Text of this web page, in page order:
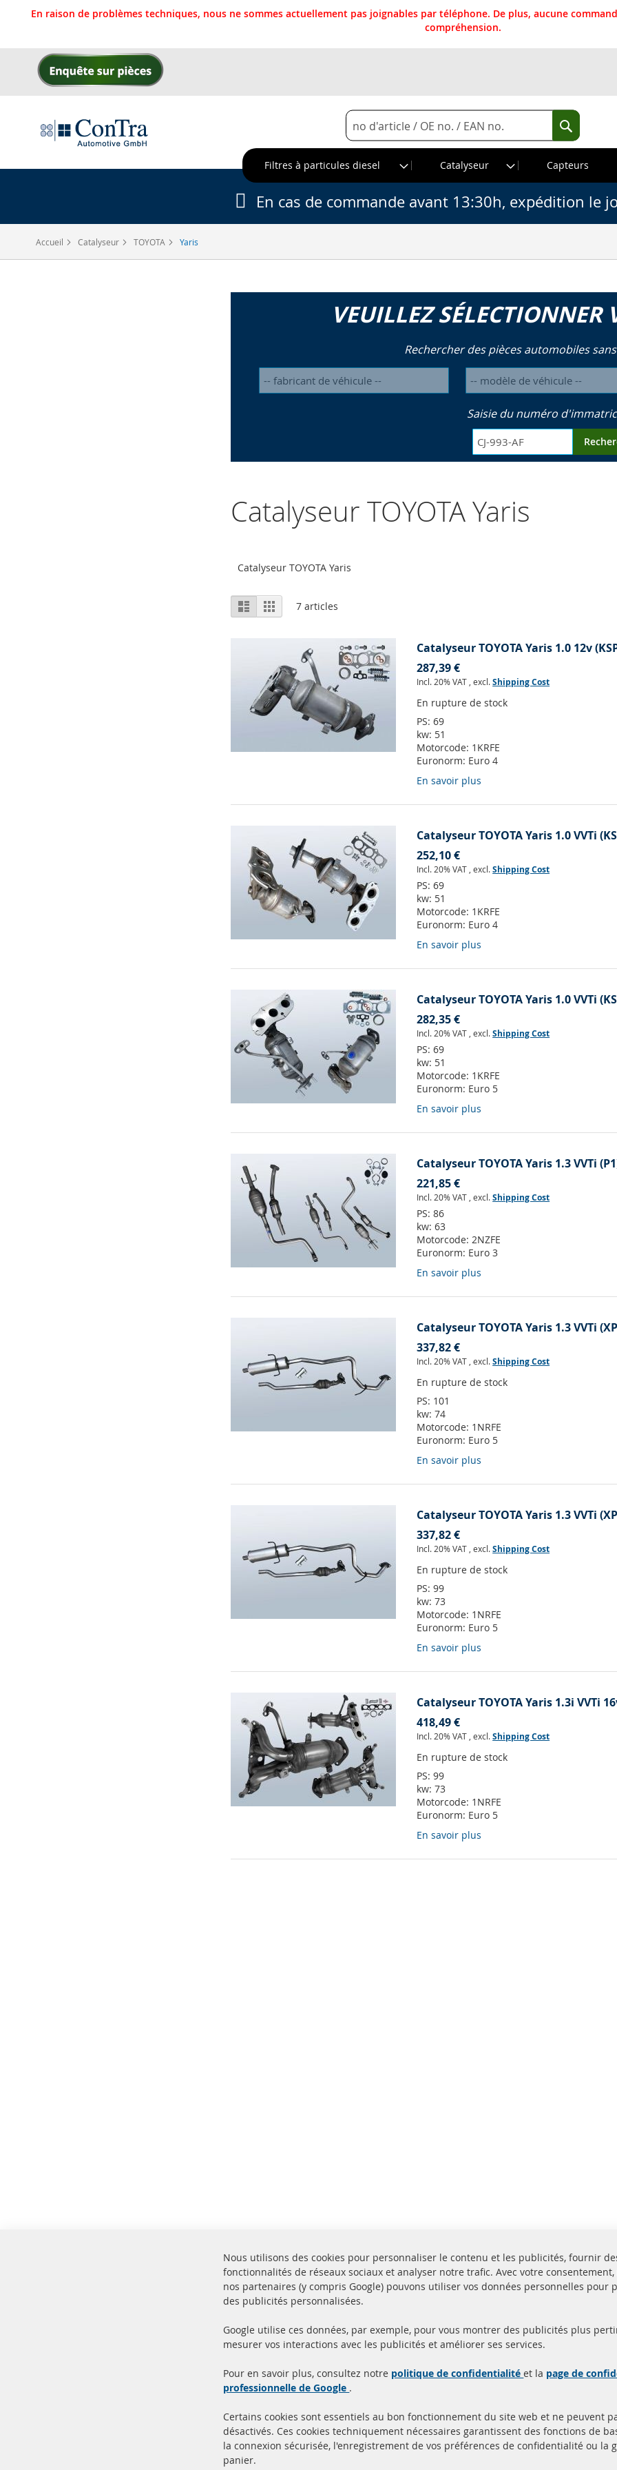
En raison de problèmes techniques, nous ne sommes actuellement pas joignables par téléphone. De plus, aucune
compréhension.
Allez
Rechercher
Rechercher
Filtres à particules diesel
Catalyseur Capteurs
Accueil Catalyseur TOYOTA Yaris
En cas de commande avant 13:30h, expédition le
VEUILLEZ SÉLECTIONNER
Rechercher des pièces automobiles
Saisie du numéro
Catalyseur TOYOTA Yaris
Catalyseur TOYOTA Yaris
Afficher
en
Liste Grille7 articles
Catalyseur TOYOTA Yaris 1.0 12v
287,39 €
Incl. 20% VAT ,excl.Shipping Cost
En rupture de stock
PS:69
kw: 51
Motorcode: 1KRFE
Euronorm: Euro 4
En savoir plus
Catalyseur TOYOTA Yaris 1.0 VVTi
252,10 €
Incl. 20% VAT ,excl.Shipping Cost
PS:69
kw: 51
Motorcode: 1KRFE
Euronorm: Euro 4
En savoir plus
Catalyseur TOYOTA Yaris 1.0 VVTi
282,35 €
Incl. 20% VAT ,excl.Shipping Cost
PS:69
kw: 51
Motorcode: 1KRFE
Euronorm: Euro 5
En savoir plus
Catalyseur TOYOTA Yaris 1.3 VVTi
221,85 €
Incl. 20% VAT ,excl.Shipping Cost
PS:86
kw:63
Motorcode:2NZFE
Euronorm: Euro 3
En savoir plus
Catalyseur TOYOTA Yaris 1.3 VVTi
337,82 €
Incl. 20% VAT ,excl.Shipping Cost
En rupture de stock
PS: 101
kw:74
Motorcode: 1NRFE
Euronorm: Euro 5
En savoir plus
Catalyseur TOYOTA Yaris 1.3 VVTi
337,82 €
Incl. 20% VAT ,excl.Shipping Cost
En rupture de stock
PS:99
kw:73
Motorcode: 1NRFE
Euronorm: Euro 5
En savoir plus
Catalyseur TOYOTA Yaris 1.3i VVTi
418,49 €
Incl. 20% VAT ,excl.Shipping Cost
En rupture de stock
PS:99
kw:73
Motorcode: 1NRFE
Euronorm: Euro 5
En savoir plus
Livraison en 24 heures
Produits en stock
Toutes les pièces sont
homologuées avec la
d'homologation e
Quick Links
Filtres à particules diesel (FPD)
Service Clients
à propos de nous
Nous utilisons des cookies pour personnaliser le contenu et les publicités, fournir
fonctionnalités de réseaux sociaux et analyser notre trafic. Avec votre
nos partenaires (y compris Google) pouvons utiliser vos données personnelles pour
des publicités personnalisées.
Google utilise ces données, par exemple, pour vous montrer des publicités plus
mesurer vos interactions avec les publicités et améliorer ses services.
Pour en savoir plus, consultez notre politique de confidentialitéet la page de
professionnelle de Google .
Certains cookies sont essentiels au bon fonctionnement du site web et ne peuvent
désactivés. Ces cookies techniquement nécessaires garantissent des fonctions de
la connexion sécurisée, l'enregistrement de vos préférences de confidentialité ou la
panier.